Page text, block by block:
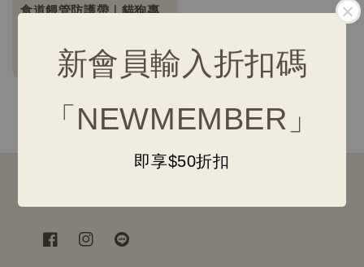
新會員輸入折扣碼
「NEWMEMBER」
即享$50折扣
食道餵管防護帶｜貓狗專
Regular
NT$ 500-NT$ 600
Follow us